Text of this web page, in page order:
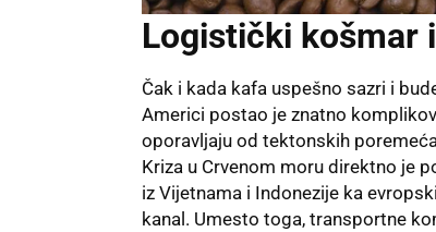
Logistički košmar
Čak i kada kafa uspešno sazri i
Americi postao je znatno
oporavljaju od tektonskih
Kriza u Crvenom moru direktno je
iz Vijetnama i Indonezije ka
kanal. Umesto toga, transportne